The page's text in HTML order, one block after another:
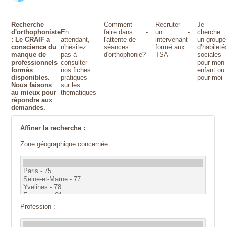
Recherche
d'orthophoniste
: Le CRAIF a
conscience du
manque de
professionnels
formés
disponibles.
Nous faisons
au mieux pour
répondre aux
demandes.
En
attendant,
n'hésitez
pas à
consulter
nos fiches
pratiques
sur les
thématiques
:
-
Comment
faire dans
l'attente de
séances
d'orthophonie?
-
Recruter
un
intervenant
formé aux
TSA
-
Je
cherche
un groupe
sociales
pour mon
enfant ou
pour moi
Affiner la recherche :
Zone géographique concernée :
Profession :